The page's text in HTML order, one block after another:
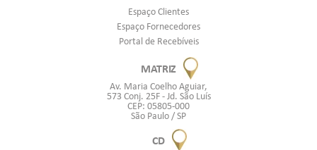
Espaço Clientes
Espaço Fornecedores
Portal de Recebíveis
MATRIZ
Av. Maria Coelho Aguiar,
573 Conj. 25F - Jd. São Luís
CEP: 05805-000
São Paulo / SP
CD